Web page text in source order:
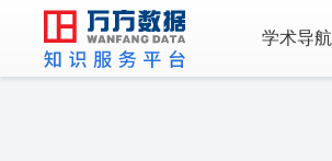
学术导航